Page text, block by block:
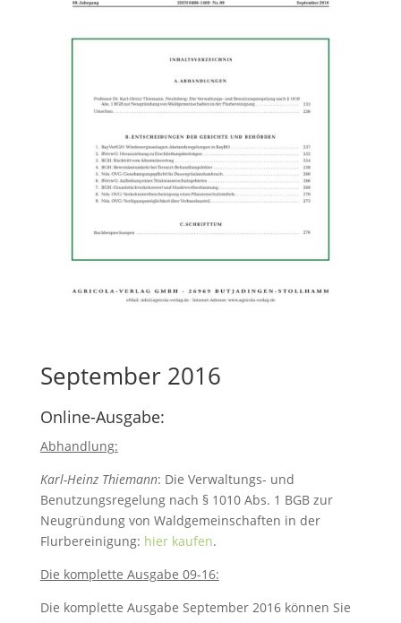
September 2016
Online-Ausgabe:
Abhandlung:
Karl-Heinz Thiemann: Die Verwaltungs- und
Benutzungsregelung nach § 1010 Abs. 1 BGB zur
Neugründung von Waldgemeinschaften in der
Flurbereinigung: hier kaufen.
Die komplette Ausgabe 09-16:
Die komplette Ausgabe September 2016 können Sie